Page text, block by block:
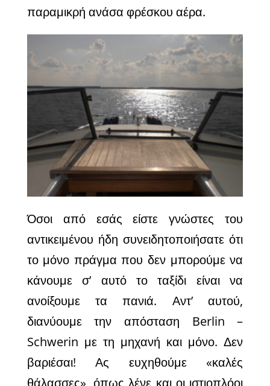
παραμικρή ανάσα φρέσκου αέρα.
Όσοι από εσάς είστε γνώστες του
αντικειμένου ήδη συνειδητοποιήσατε ότι
το μόνο πράγμα που δεν μπορούμε να
κάνουμε σ’ αυτό το ταξίδι είναι να
ανοίξουμε τα πανιά. Αντ’ αυτού,
διανύουμε την απόσταση Berlin –
Schwerin με τη μηχανή και μόνο. Δεν
βαριέσαι! Ας ευχηθούμε «καλές
θάλασσες», όπως λένε και οι ιστιοπλόοι